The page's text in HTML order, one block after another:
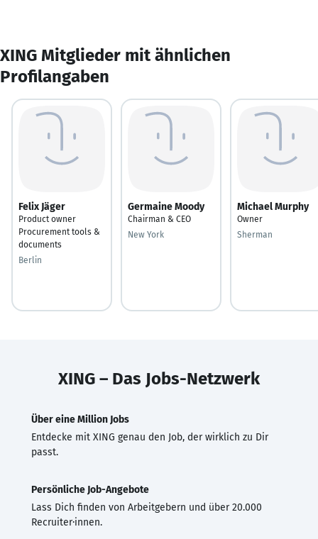
XING Mitglieder mit ähnlichen
Profilangaben
Felix Jäger
Product owner
Procurement tools &
documents
Berlin
Germaine Moody
Chairman & CEO
New York
Michael Murphy
Owner
Sherman
XING – Das Jobs-Netzwerk
Über eine Million Jobs
Entdecke mit XING genau den Job, der wirklich zu Dir
passt.
Persönliche Job-Angebote
Lass Dich finden von Arbeitgebern und über 20.000
Recruiter·innen.